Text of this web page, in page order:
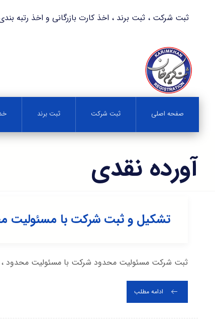
ثبت شرکت ، ثبت برند ، اخذ کارت بازرگانی و اخذ رتبه بندی در کمترین
صفحه اصلی ثبت شرکت ثبت برند
آورده نقدی
تشکیل و ثبت شرکت با مسئولیت
ثبت شرکت مسئولیت محدود شرکت با مسئولیت محدود ،
ادامه مطلب